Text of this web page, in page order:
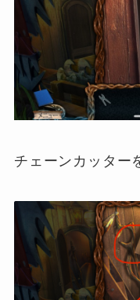
チェーンカッター